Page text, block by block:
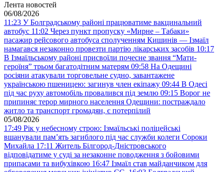
Лента новостей
06/08/2026
11:23 У Болградському районі працюватиме вакцинальний
автобус 11:02 Через пункт пропуску «Мирне – Табаки»
пасажир рейсового автобуса сполученням Кишинів — Ізмаїл
намагався незаконно провезти партію лікарських засобів 10:17
В Ізмаїльському районі присвоїли почесне звання “Мати-
героїня” трьом багатодітним матерям 09:58 На Одещині
росіяни атакували торговельне судно, завантажене
українською пшеницею: загинув член екіпажу 09:44 В Одесі
під час руху автомобіль провалився під землю 09:15 Ворог не
припиняє терор мирного населення Одещини: постраждало
житло та транспорт громадян, є потерпілий
05/08/2026
17:49 Рік у небесному строю: Ізмаїльські поліцейські
вшанували пам’ять загиблого під час служби колеги Сороки
Михайла 17:11 Житель Білгород-Дністровського
відповідатиме у суді за незаконне поводження з бойовими
припасами та вибухівкою 16:47 Ізмаїл став майданчиком для